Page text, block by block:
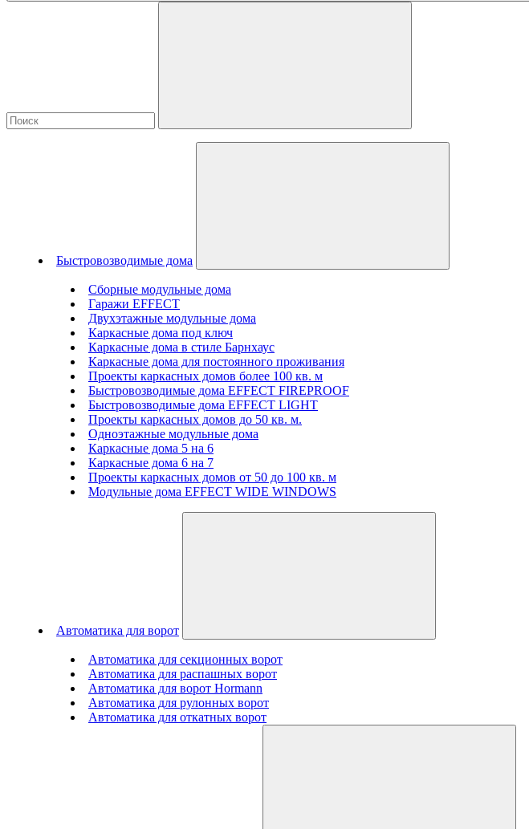
Быстровозводимые дома
Сборные модульные дома
Гаражи EFFECT
Двухэтажные модульные дома
Каркасные дома под ключ
Каркасные дома в стиле Барнхаус
Каркасные дома для постоянного проживания
Проекты каркасных домов более 100 кв. м
Быстровозводимые дома EFFECT FIREPROOF
Быстровозводимые дома EFFECT LIGHT
Проекты каркасных домов до 50 кв. м.
Одноэтажные модульные дома
Каркасные дома 5 на 6
Каркасные дома 6 на 7
Проекты каркасных домов от 50 до 100 кв. м
Модульные дома EFFECT WIDE WINDOWS
Автоматика для ворот
Автоматика для секционных ворот
Автоматика для распашных ворот
Автоматика для ворот Hormann
Автоматика для рулонных ворот
Автоматика для откатных ворот